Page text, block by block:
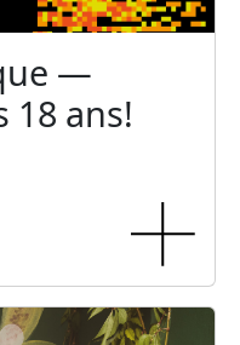
—
18 ans!